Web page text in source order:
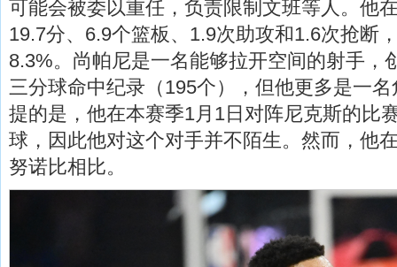
可能会被委以重任，负责限制文班等人。他
19.7分、6.9个篮板、1.9次助攻和1.6次抢断
8.3%。尚帕尼是一名能够拉开空间的射手，
三分球命中纪录（195个），但他更多是一
提的是，他在本赛季1月1日对阵尼克斯的比
球，因此他对这个对手并不陌生。然而，他
努诺比相比。